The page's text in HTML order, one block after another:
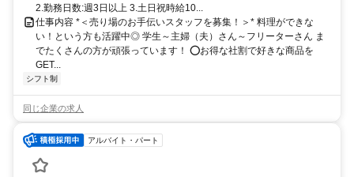
2.勤務日数:週3日以上 3.土日祝時給10...
仕事内容 *＜売り場のお手伝いスタッフを募集！＞* 料理ができな
い！という方も活躍中◎ 学生～主婦（夫）さん～フリーターさん ま
でたくさんの方が頑張っています！ ⭕️お得な社割で好きな商品を
GET...
シフト制
同じ企業の求人
アルバイト・パート